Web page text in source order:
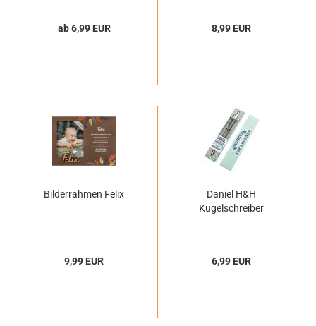
ab 6,99 EUR 8,99 EUR
Bilderrahmen Felix
9,99 EUR
Daniel H&H
Kugelschreiber
6,99 EUR